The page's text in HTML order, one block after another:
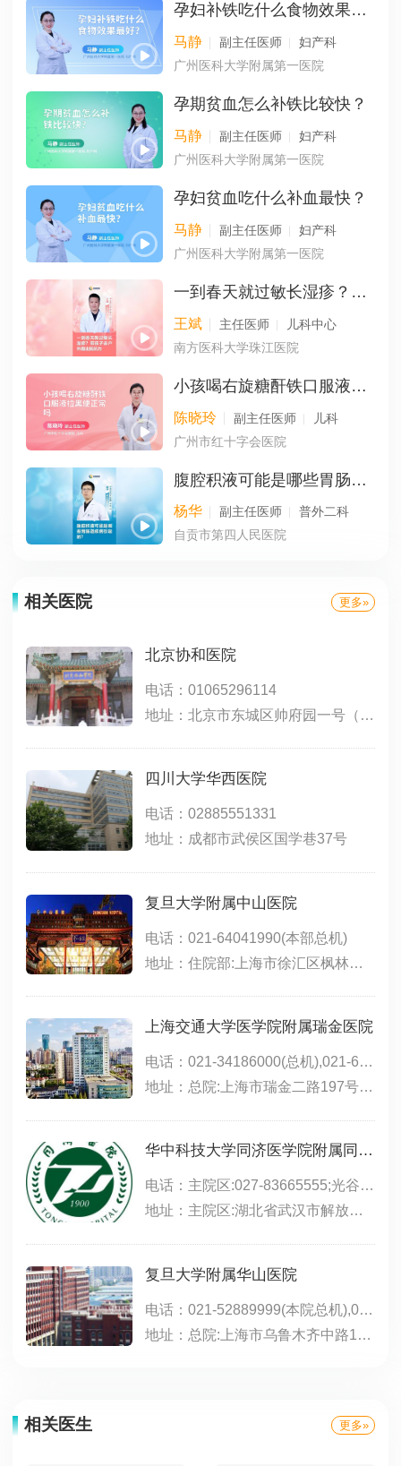
孕妇补铁吃什么食物效果最好？
马静 副主任医师
妇产科
广州医科大学附属第一医院
孕期贫血怎么补铁比较快？
马静 副主任医师
妇产科
广州医科大学附属第一医院
孕妇贫血吃什么补血最快？
马静 副主任医师
妇产科
广州医科大学附属第一医院
一到春天就过敏长湿疹？带孩子去户外跑出抵抗力
王斌 主任医师
儿科中心
南方医科大学珠江医院
小孩喝右旋糖酐铁口服液拉黑便正常吗
陈晓玲 副主任医师
儿科
广州市红十字会医院
腹腔积液可能是哪些胃肠道疾病引起的？
杨华 副主任医师
普外二科
自贡市第四人民医院
相关医院 更多»
北京协和医院
电话：01065296114
地址：北京市东城区帅府园一号（东院）；北京市西城区大木仓胡同41号（西院）
四川大学华西医院
电话：02885551331
地址：成都市武侯区国学巷37号
复旦大学附属中山医院
电话：021-64041990(本部总机)
地址：住院部:上海市徐汇区枫林路180号;东院:上海市徐汇区斜土路的1609号;西院:上海市徐汇区医学院路111号;特需门诊、生殖医学中心(15号楼):上海市小木桥路260号
上海交通大学医学院附属瑞金医院
电话：021-34186000(总机),021-64370045(总机),021-64717398(远洋分院),021-67888999(北院)
地址：总院:上海市瑞金二路197号(永嘉路口);北院:嘉定区嘉定新城中心区(马陆镇)希望路999号;远洋分院:上海市徐汇区淮海中路1174号
华中科技大学同济医学院附属同济医院
电话：主院区:027-83665555;光谷院区:02763639393;中法新城:027-69378083
地址：主院区:湖北省武汉市解放大道1095号;光谷院区:武汉市东湖新技术开发区高新大道501号,位于东三环线与光谷三路之间,光谷生物城斜对面;中法新城院区:武汉市蔡甸区新天大道288号
复旦大学附属华山医院
电话：021-52889999(本院总机),021-50301999(东院总机),021-50301999转1000(东院咨询电话),021-50309919(东院预约),021-66895999(北院)
地址：总院:上海市乌鲁木齐中路12号;东院:浦东新区红枫路525号（近明月路）;北院:宝山区陆翔路108号（镜泊湖路518号）;江苏路分部:江苏路796号;静安分院:上海市西康路259号(新闸路口);肝病门诊:上海市静安区长乐路1040号;西院:闵行区金光路958号
相关医生 更多»